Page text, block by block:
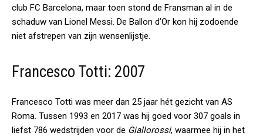
club FC Barcelona, maar toen stond de Fransman al in de
schaduw van Lionel Messi. De Ballon d’Or kon hij zodoende
niet afstrepen van zijn wensenlijstje.
Francesco Totti: 2007
Francesco Totti was meer dan 25 jaar hét gezicht van AS
Roma. Tussen 1993 en 2017 was hij goed voor 307 goals in
liefst 786 wedstrijden voor de Giallorossi, waarmee hij in het